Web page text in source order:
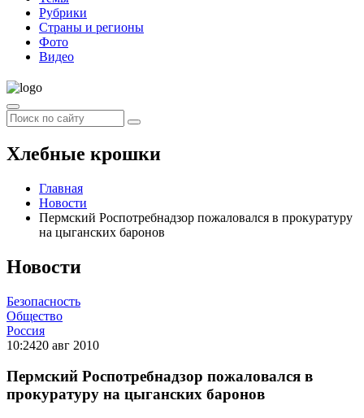
Рубрики
Страны и регионы
Фото
Видео
Хлебные крошки
Главная
Новости
Пермский Роспотребнадзор пожаловался в прокуратуру
на цыганских баронов
Новости
Безопасность
Общество
Россия
10:2420 авг 2010
Пермский Роспотребнадзор пожаловался в
прокуратуру на цыганских баронов